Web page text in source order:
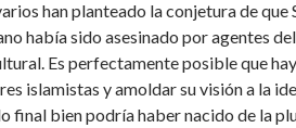
han planteado la conjetura de
había sido asesinado por agentes
Es perfectamente posible que
islamistas y amoldar su visión a la
final bien podría haber nacido de la